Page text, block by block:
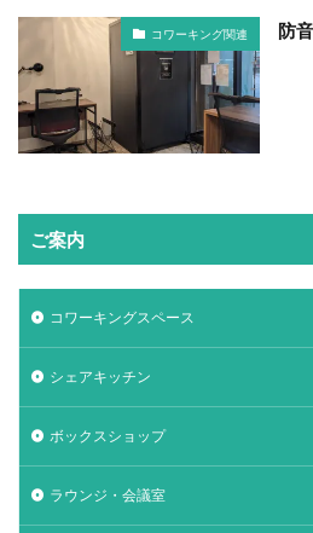
コワーキング関連 防
ご案内
コワーキングスペース
シェアキッチン
ボックスショップ
ラウンジ・会議室